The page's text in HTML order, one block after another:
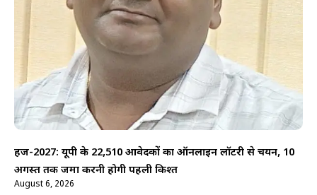
हज-2027: यूपी के 22,510 आवेदकों का ऑनलाइन लॉटरी से चयन, 10
अगस्त तक जमा करनी होगी पहली किश्त
August 6, 2026